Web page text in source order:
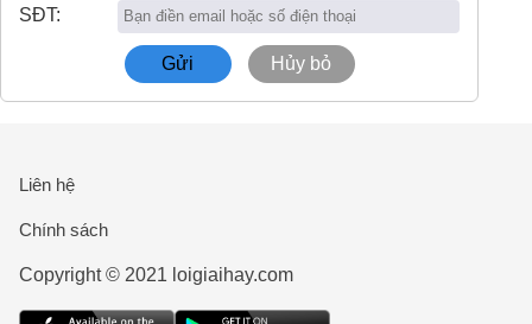
SĐT:
Gửi Hủy bỏ
Liên hệ
Chính sách
Copyright © 2021 loigiaihay.com